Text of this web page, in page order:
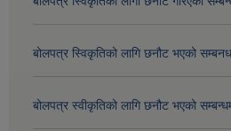
बोलपत्र स्विकृतिको लागि छनौट भएको
बोलपत्र स्वीकृतिको लागि छनौट भएको